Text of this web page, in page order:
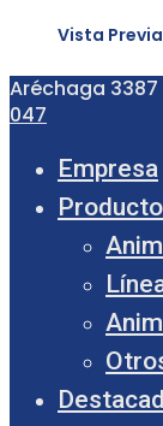
Vista Previa
Aréchaga
047
Empresa